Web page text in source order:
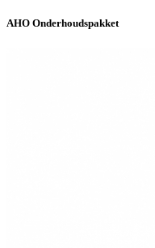
AHO Onderhoudspakket